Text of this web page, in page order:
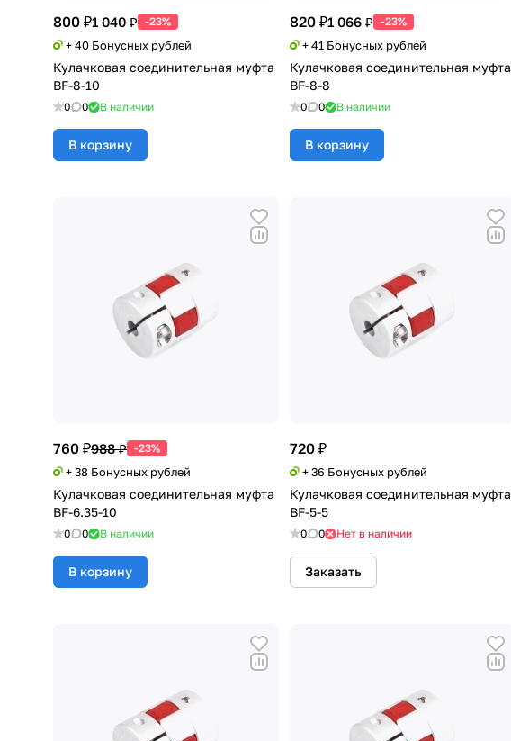
800 ₽1 040 ₽ -23%
+ 40 Бонусных рублей
Кулачковая соединительная муфта
BF-8-10
0 0 В наличии
В корзину
820 ₽1 066 ₽ -23%
+ 41 Бонусных рублей
Кулачковая соединительная муфта
BF-8-8
0 0 В наличии
В корзину
760 ₽988 ₽ -23%
+ 38 Бонусных рублей
Кулачковая соединительная муфта
BF-6.35-10
0 0 В наличии
В корзину
720 ₽
+ 36 Бонусных рублей
Кулачковая соединительная муфта
BF-5-5
0 0 Нет в наличии
Заказать